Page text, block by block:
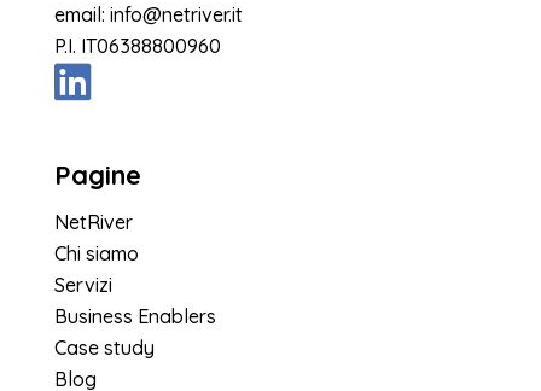
email: info@netriver.it
P.I. IT06388800960
Pagine
NetRiver
Chi siamo
Servizi
Business Enablers
Case study
Blog